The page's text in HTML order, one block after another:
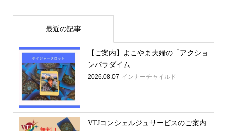
最近の記事
【ご案内】よこやま夫婦の「アクショ
ンパラダイム...
2026.08.07 インナーチャイルド
VTJコンシェルジュサービスのご案内